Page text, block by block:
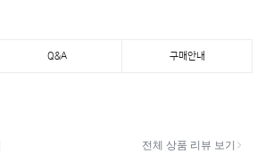
Q&A 구매안내